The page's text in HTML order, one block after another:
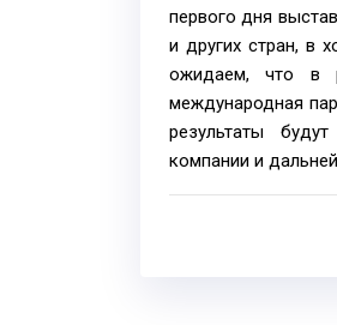
первого дня
и других стран, в
ожидаем, что в
международная
результаты
компании и